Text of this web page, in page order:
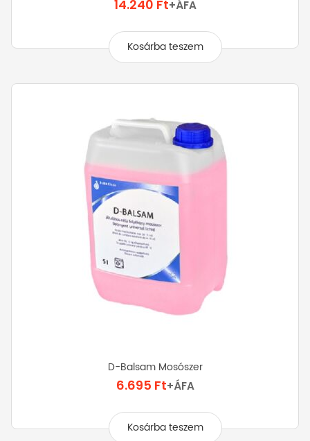
14.240 Ft+ÁFA
Kosárba teszem
D-Balsam Mosószer
6.695 Ft+ÁFA
Kosárba teszem